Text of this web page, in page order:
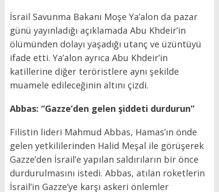
İsrail Savunma Bakanı Moşe Ya’alon da pazar
günü yayınladığı açıklamada Abu Khdeir’in
ölümünden dolayı yaşadığı utanç ve üzüntüyü
ifade etti. Ya’alon ayrıca Abu Khdeir’in
katillerine diğer teröristlere aynı şekilde
muamele edileceğinin altını çizdi.
Abbas: “Gazze’den gelen şiddeti durdurun”
Filistin lideri Mahmud Abbas, Hamas’ın önde
gelen yetkililerinden Halid Meşal ile görüşerek
Gazze’den İsrail’e yapılan saldırıların bir önce
durdurulmasını istedi. Abbas, atılan roketlerin
İsrail’in Gazze’ye karşı askeri önlemler